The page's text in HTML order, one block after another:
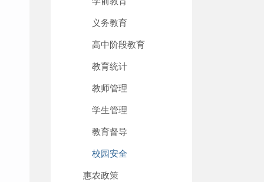
义务教育
高中阶段教育
教育统计
教师管理
学生管理
教育督导
校园安全
惠农政策